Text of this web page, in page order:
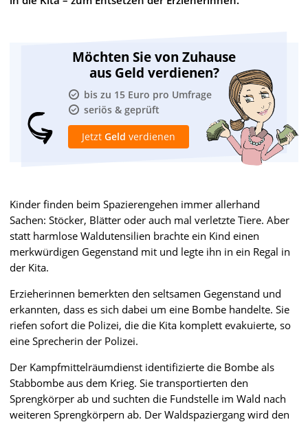
Möchten Sie von Zuhause
aus Geld verdienen?
bis zu 15 Euro pro Umfrage
seriös & geprüft
Jetzt Geld verdienen
Kinder finden beim Spazierengehen immer allerhand
Sachen: Stöcker, Blätter oder auch mal verletzte Tiere. Aber
statt harmlose Waldutensilien brachte ein Kind einen
merkwürdigen Gegenstand mit und legte ihn in ein Regal in
der Kita.
Erzieherinnen bemerkten den seltsamen Gegenstand und
erkannten, dass es sich dabei um eine Bombe handelte. Sie
riefen sofort die Polizei, die die Kita komplett evakuierte, so
eine Sprecherin der Polizei.
Der Kampfmittelräumdienst identifizierte die Bombe als
Stabbombe aus dem Krieg. Sie transportierten den
Sprengkörper ab und suchten die Fundstelle im Wald nach
weiteren Sprengkörpern ab. Der Waldspaziergang wird den